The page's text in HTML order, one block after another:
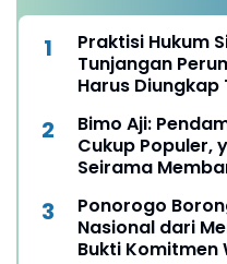
Praktisi Hukum
Tunjangan
Harus
Bimo Aji:
Cukup Populer,
Seirama
Ponorogo
Nasional dari
Bukti Komitmen